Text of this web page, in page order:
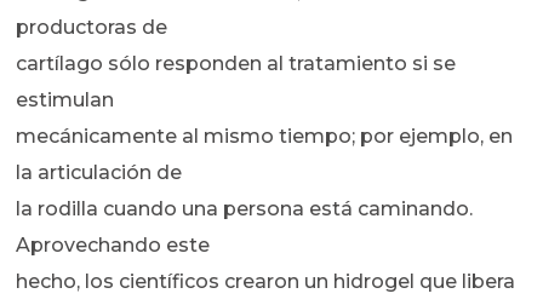
productoras de
cartílago sólo responden al tratamiento si se
estimulan
mecánicamente al mismo tiempo; por ejemplo, en
la articulación de
la rodilla cuando una persona está caminando.
Aprovechando este
hecho, los científicos crearon un hidrogel que libera